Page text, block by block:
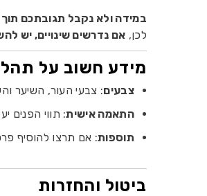
במידה ולא נקבל תגובתכם תוך 48 שעות
לכן, אם נדרשים שינויים, יש
מידע חשוב על
צבעים: צבעי העור, השיער
התאמה אישית: תווי הפנים
תוספות: אם תרצו להוסיף
ביטול והחזרות